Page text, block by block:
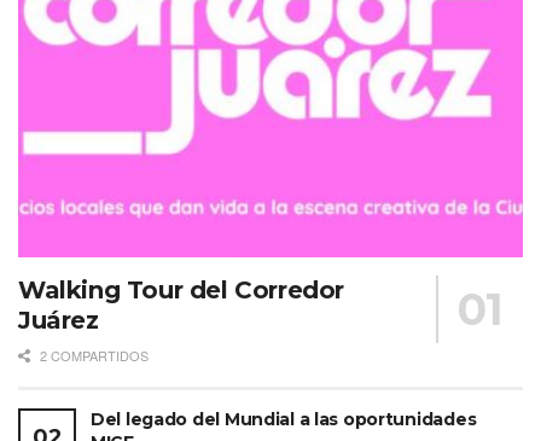
Walking Tour del Corredor
Juárez
2 COMPARTIDOS
Del legado del Mundial a las oportunidades